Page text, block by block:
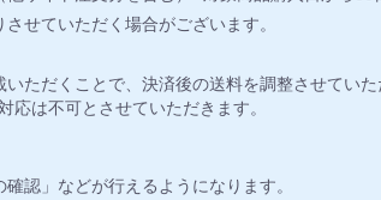
せていただく場合がございます。
ただくことで、決済後の送料を調整させてい
は不可とさせていただきます。
認」などが行えるようになります。